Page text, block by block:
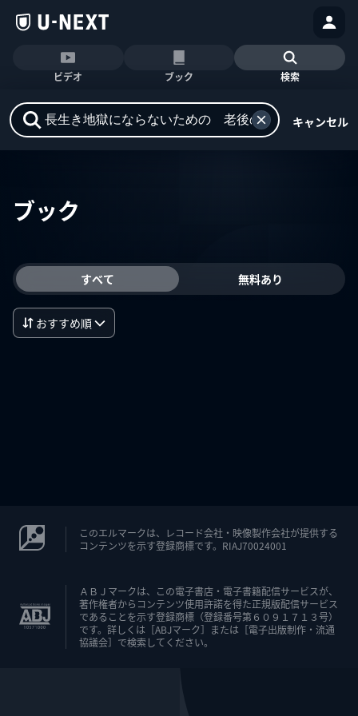
ビデオ ブック 検索
キャンセル
ブック
すべて 無料あり
おすすめ順
このエルマークは、レコード会社・映像製作会社が提供する
コンテンツを示す登録商標です。RIAJ70024001
ＡＢＪマークは、この電子書店・電子書籍配信サービスが、
著作権者からコンテンツ使用許諾を得た正規版配信サービス
であることを示す登録商標（登録番号第６０９１７１３号）
です。詳しくは［ABJマーク］または［電子出版制作・流通
協議会］で検索してください。